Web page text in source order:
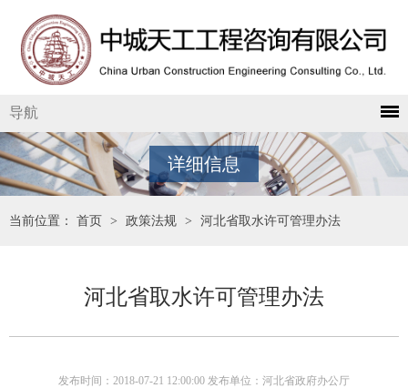
导航
详细信息
当前位置： 首页 > 政策法规 > 河北省取水许可管理办法
河北省取水许可管理办法
发布时间：2018-07-21 12:00:00 发布单位：河北省政府办公厅